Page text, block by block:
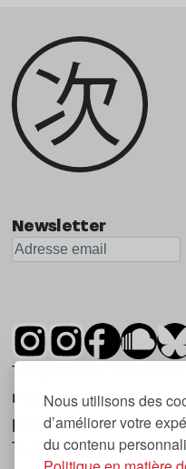
Nous utilisons des
d’améliorer votre
du contenu
Newsletter
Tsugi est un mensuel
musique et les
première parution
Tsugi en japonais